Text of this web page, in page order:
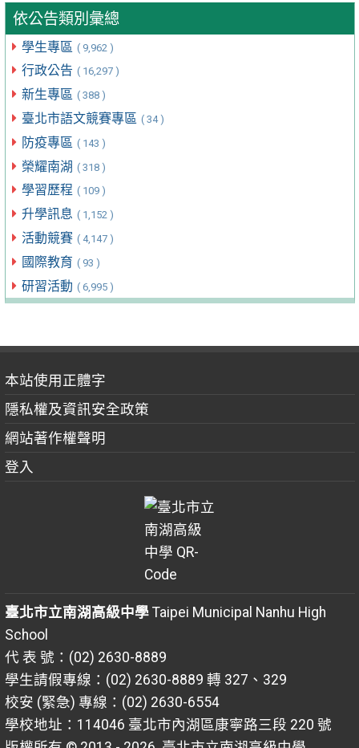
依公告類別彙總
學生專區 ( 9,962 )
行政公告 ( 16,297 )
新生專區 ( 388 )
臺北市語文競賽專區 ( 34 )
防疫專區 ( 143 )
榮耀南湖 ( 318 )
學習歷程 ( 109 )
升學訊息 ( 1,152 )
活動競賽 ( 4,147 )
國際教育 ( 93 )
研習活動 ( 6,995 )
本站使用正體字
隱私權及資訊安全政策
網站著作權聲明
登入
臺北市立南湖高級中學Taipei Municipal Nanhu High
School
代 表 號：(02) 2630-8889
學生請假專線：(02) 2630-8889 轉 327、329
校安 (緊急) 專線：(02) 2630-6554
學校地址：114046 臺北市內湖區康寧路三段 220 號